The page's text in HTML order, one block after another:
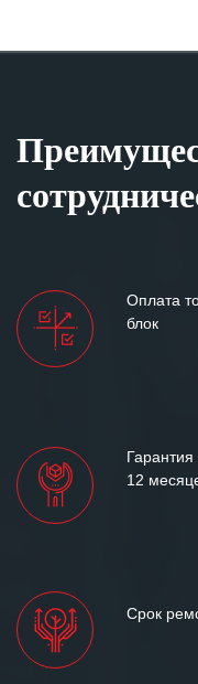
Оплата
блок
12
Срок